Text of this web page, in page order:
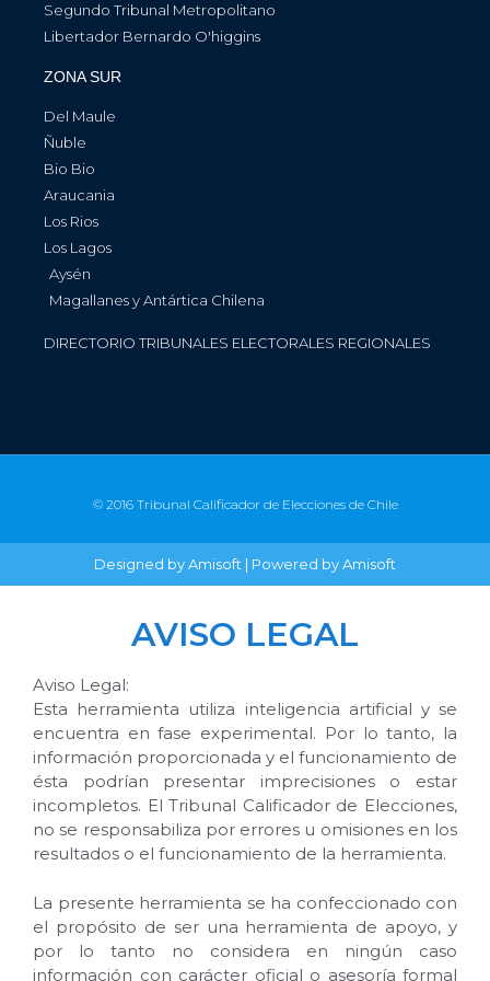
Segundo Tribunal Metropolitano
Libertador Bernardo O'higgins
ZONA SUR
Del Maule
Ñuble
Bio Bio
Araucania
Los Rios
Los Lagos
Aysén
Magallanes y Antártica Chilena
DIRECTORIO TRIBUNALES ELECTORALES REGIONALES
© 2016 Tribunal Calificador de Elecciones de Chile
Designed by Amisoft | Powered by Amisoft
AVISO LEGAL
Aviso Legal:
Esta herramienta utiliza inteligencia artificial y se
encuentra en fase experimental. Por lo tanto, la
información proporcionada y el funcionamiento de
ésta podrían presentar imprecisiones o estar
incompletos. El Tribunal Calificador de Elecciones,
no se responsabiliza por errores u omisiones en los
resultados o el funcionamiento de la herramienta.
La presente herramienta se ha confeccionado con
el propósito de ser una herramienta de apoyo, y
por lo tanto no considera en ningún caso
información con carácter oficial o asesoría formal